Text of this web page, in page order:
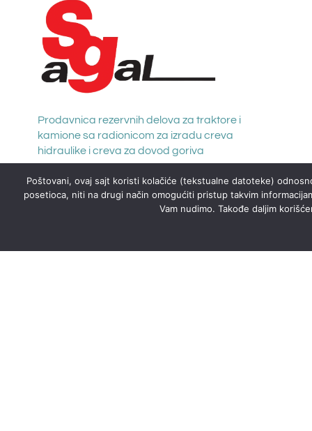
Prodavnica rezervnih delova za traktore i
kamione sa radionicom za izradu creva
hidraulike i creva za dovod goriva
Poštovani, ovaj sajt koristi kolačiće (tekstualne datoteke)
posetioca, niti na drugi način omogućiti pristup takvim
Vam nudimo. Takođe daljim